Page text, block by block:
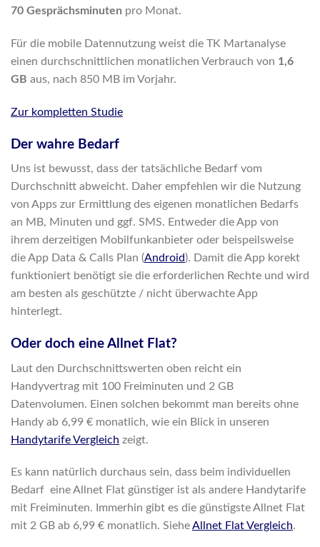
70 Gesprächsminuten pro Monat.
Für die mobile Datennutzung weist die TK Martanalyse
einen durchschnittlichen monatlichen Verbrauch von 1,6
GB aus, nach 850 MB im Vorjahr.
Zur kompletten Studie
Der wahre Bedarf
Uns ist bewusst, dass der tatsächliche Bedarf vom
Durchschnitt abweicht. Daher empfehlen wir die Nutzung
von Apps zur Ermittlung des eigenen monatlichen Bedarfs
an MB, Minuten und ggf. SMS. Entweder die App von
ihrem derzeitigen Mobilfunkanbieter oder beispeilsweise
die App Data & Calls Plan (Android). Damit die App korekt
funktioniert benötigt sie die erforderlichen Rechte und wird
am besten als geschützte / nicht überwachte App
hinterlegt.
Oder doch eine Allnet Flat?
Laut den Durchschnittswerten oben reicht ein
Handyvertrag mit 100 Freiminuten und 2 GB
Datenvolumen. Einen solchen bekommt man bereits ohne
Handy ab 6,99 € monatlich, wie ein Blick in unseren
Handytarife Vergleich zeigt.
Es kann natürlich durchaus sein, dass beim individuellen
Bedarf eine Allnet Flat günstiger ist als andere Handytarife
mit Freiminuten. Immerhin gibt es die günstigste Allnet Flat
mit 2 GB ab 6,99 € monatlich. SieheAllnet Flat Vergleich.